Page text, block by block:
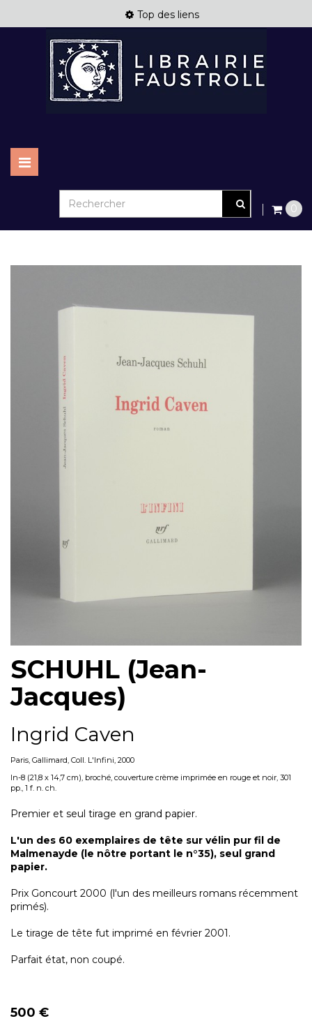
Top des liens
Basculer
la
navigation
0
SCHUHL (Jean-
Jacques)
Ingrid Caven
Paris, Gallimard, Coll. L'Infini, 2000
In-8 (21,8 x 14,7 cm), broché, couverture crème imprimée en rouge et noir, 301
pp., 1 f. n. ch.
Premier et seul tirage en grand papier.
L'un des 60 exemplaires de tête sur vélin pur fil de
Malmenayde (le nôtre portant le n°35), seul grand
papier.
Prix Goncourt 2000 (l'un des meilleurs romans récemment
primés).
Le tirage de tête fut imprimé en février 2001.
Parfait état, non coupé.
500 €